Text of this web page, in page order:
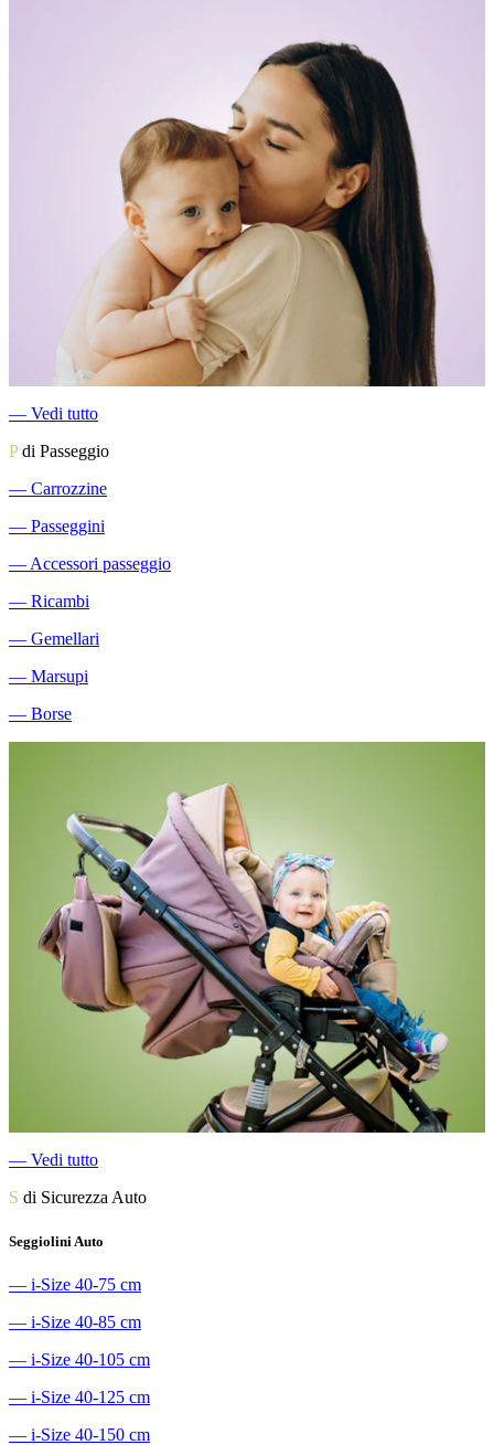
― Vedi tutto
Pdi Passeggio
― Carrozzine
― Passeggini
― Accessori passeggio
― Ricambi
― Gemellari
― Marsupi
― Borse
― Vedi tutto
S di Sicurezza Auto
Seggiolini Auto
― i-Size 40-75 cm
― i-Size 40-85 cm
― i-Size 40-105 cm
― i-Size 40-125 cm
― i-Size 40-150 cm